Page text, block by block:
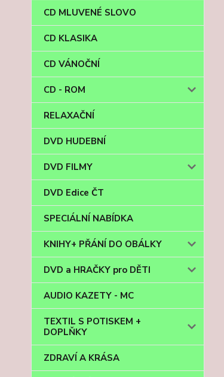
CD MLUVENÉ SLOVO
CD KLASIKA
CD VÁNOČNÍ
CD - ROM
RELAXAČNÍ
DVD HUDEBNÍ
DVD FILMY
DVD Edice ČT
SPECIÁLNÍ NABÍDKA
KNIHY+ PŘÁNÍ DO OBÁLKY
DVD a HRAČKY pro DĚTI
AUDIO KAZETY - MC
TEXTIL S POTISKEM +
DOPLŇKY
ZDRAVÍ A KRÁSA